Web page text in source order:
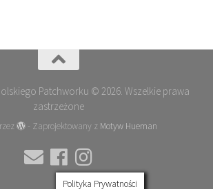
Patchworku © 2026. Wszelkie prawa
zastrzeżone
- Zaprojektowany z Motyw Hueman
Polityka Prywatności